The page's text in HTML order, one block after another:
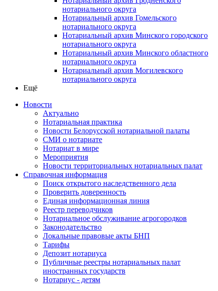
нотариального округа
Нотариальный архив Гомельского
нотариального округа
Нотариальный архив Минского городского
нотариального округа
Нотариальный архив Минского областного
нотариального округа
Нотариальный архив Могилевского
нотариального округа
Ещё
Новости
Актуально
Нотариальная практика
Новости Белорусской нотариальной палаты
СМИ о нотариате
Нотариат в мире
Мероприятия
Новости территориальных нотариальных палат
Справочная информация
Поиск открытого наследственного дела
Проверить доверенность
Единая информационная линия
Реестр переводчиков
Нотариальное обслуживание агрогородков
Законодательство
Локальные правовые акты БНП
Тарифы
Депозит нотариуса
Публичные реестры нотариальных палат
иностранных государств
Нотариус - детям